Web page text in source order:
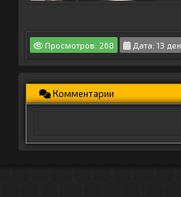
Просмотров: 268 Дата: 13
Комментарии